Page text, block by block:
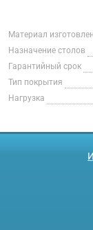
Материал
Назначение столов
Гарантийный срок
Тип покрытия
Нагрузка